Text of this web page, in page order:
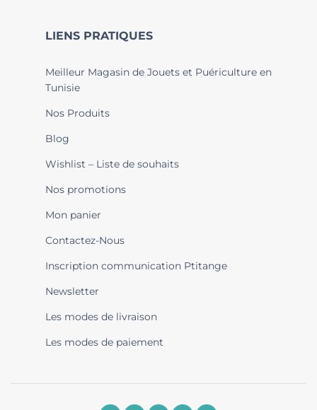
LIENS PRATIQUES
Meilleur Magasin de Jouets et Puériculture en
Tunisie
Nos Produits
Blog
Wishlist – Liste de souhaits
Nos promotions
Mon panier
Contactez-Nous
Inscription communication Ptitange
Newsletter
Les modes de livraison
Les modes de paiement